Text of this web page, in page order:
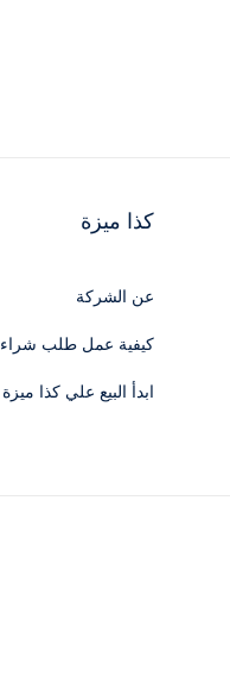
كذا ميزة
عن الشركة
كيفية عمل طلب شراء
ابدأ البيع علي كذا ميزة